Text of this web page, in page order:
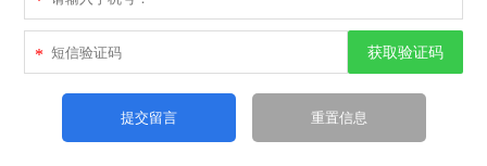
* 获取验证码